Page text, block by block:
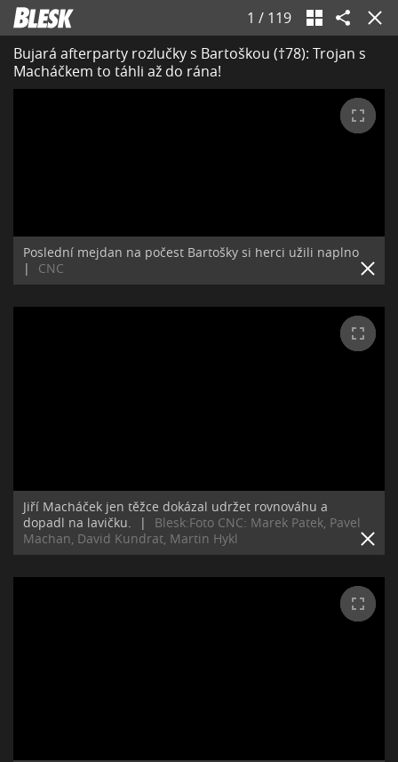
1 / 119
Bujará afterparty rozlučky s Bartoškou (†78): Trojan s
Macháčkem to táhli až do rána!
Poslední mejdan na počest Bartošky si herci užili naplno
|
CNC
Jiří Macháček jen těžce dokázal udržet rovnováhu a
dopadl na lavičku.
|
Blesk:Foto CNC: Marek Patek, Pavel
Machan, David Kundrat, Martin Hykl